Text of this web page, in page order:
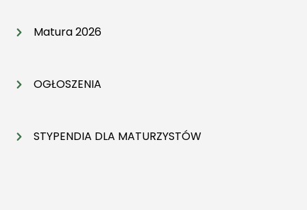
Matura 2026
OGŁOSZENIA
STYPENDIA DLA MATURZYSTÓW